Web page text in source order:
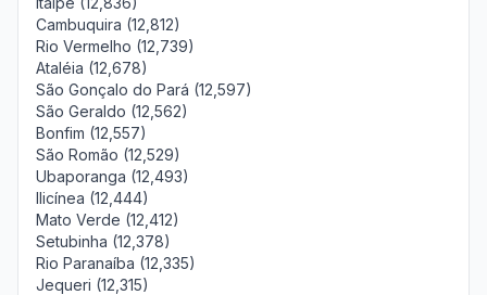
Cambuquira (12,812)
Rio Vermelho (12,739)
Ataléia (12,678)
São Gonçalo do Pará (12,597)
São Geraldo (12,562)
Bonfim (12,557)
São Romão (12,529)
Ubaporanga (12,493)
Ilicínea (12,444)
Mato Verde (12,412)
Setubinha (12,378)
Rio Paranaíba (12,335)
Jequeri (12,315)